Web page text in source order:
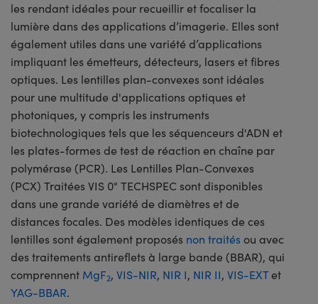
les rendant idéales pour recueillir et focaliser la
lumière dans des applications d’imagerie. Elles sont
également utiles dans une variété d’applications
impliquant les émetteurs, détecteurs, lasers et fibres
optiques. Les lentilles plan-convexes sont idéales
pour une multitude d'applications optiques et
photoniques, y compris les instruments
biotechnologiques tels que les séquenceurs d'ADN et
les plates-formes de test de réaction en chaîne par
polymérase (PCR). Les Lentilles Plan-Convexes
(PCX) Traitées VIS 0° TECHSPEC sont disponibles
dans une grande variété de diamètres et de
distances focales. Des modèles identiques de ces
lentilles sont également proposés non traités ou avec
des traitements antireflets à large bande (BBAR), qui
comprennent MgF2, VIS-NIR, NIR I, NIR II, VIS-EXTet
YAG-BBAR.